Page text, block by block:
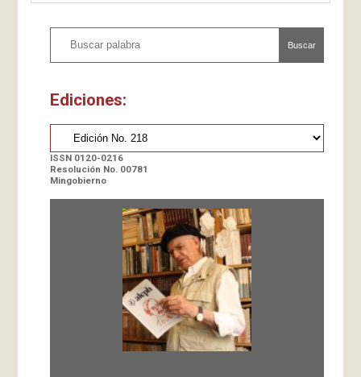
Buscar
Ediciones:
ISSN 0120-0216
Resolución No. 00781
Mingobierno